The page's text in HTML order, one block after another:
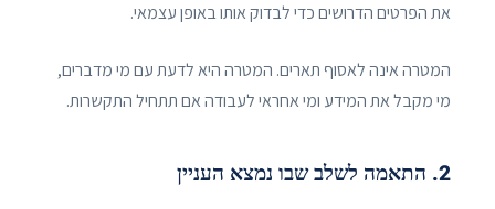
את הפרטים הדרושים כדי לבדוק אותו באופן עצמאי.
המטרה אינה לאסוף תארים. המטרה היא לדעת עם מי מדברים,
מי מקבל את המידע ומי אחראי לעבודה אם תתחיל התקשרות.
2. התאמה לשלב שבו נמצא העניין